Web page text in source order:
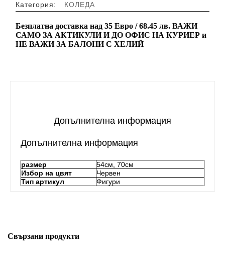
Категория: КОЛЕДА
Безплатна доставка над 35 Евро / 68.45 лв.ВАЖИ
САМО ЗА АКТИКУЛИ И ДО ОФИС НА КУРИЕР и
НЕ ВАЖИ ЗА БАЛОНИ С ХЕЛИЙ
Допълнителна информация
Допълнителна информация
размер
54см, 70см
Избор на цвят
Червен
Тип артикул
Фигури
Свързани продукти